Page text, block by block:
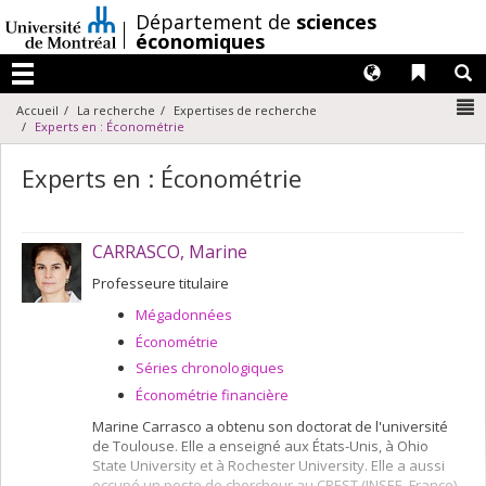
au
contenu
/Département de sciences
économiques
Menu
Liens
Langues
Accueil La recherche
Expertises de recherche
Experts en : Économétrie
Experts en : Économétrie
CARRASCO, Marine
Professeure titulaire
Mégadonnées
Économétrie
Séries chronologiques
Économétrie financière
Marine Carrasco a obtenu son doctorat de l'université
de Toulouse. Elle a enseigné aux États-Unis, à Ohio
State University et à Rochester University. Elle a aussi